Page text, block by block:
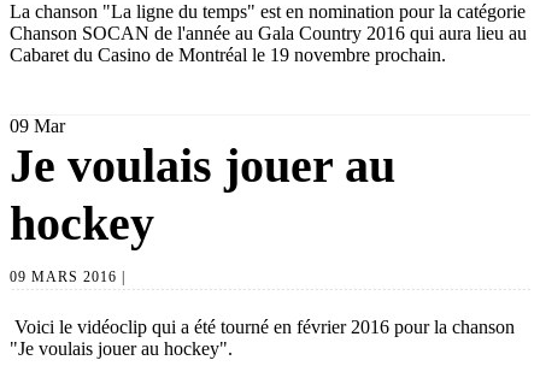
La chanson "La ligne du temps" est en nomination pour la catégorie
Chanson SOCAN de l'année au Gala Country 2016 qui aura lieu au
Cabaret du Casino de Montréal le 19 novembre prochain.
09 Mar
Je voulais jouer au
hockey
09 MARS 2016 |
Voici le vidéoclip qui a été tourné en février 2016 pour la chanson
"Je voulais jouer au hockey".